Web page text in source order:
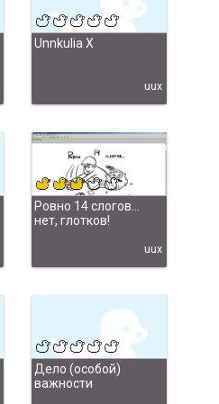
Unnkulia X
uux
Ровно 14 слогов...
нет, глотков!
uux
Дело (особой)
важности